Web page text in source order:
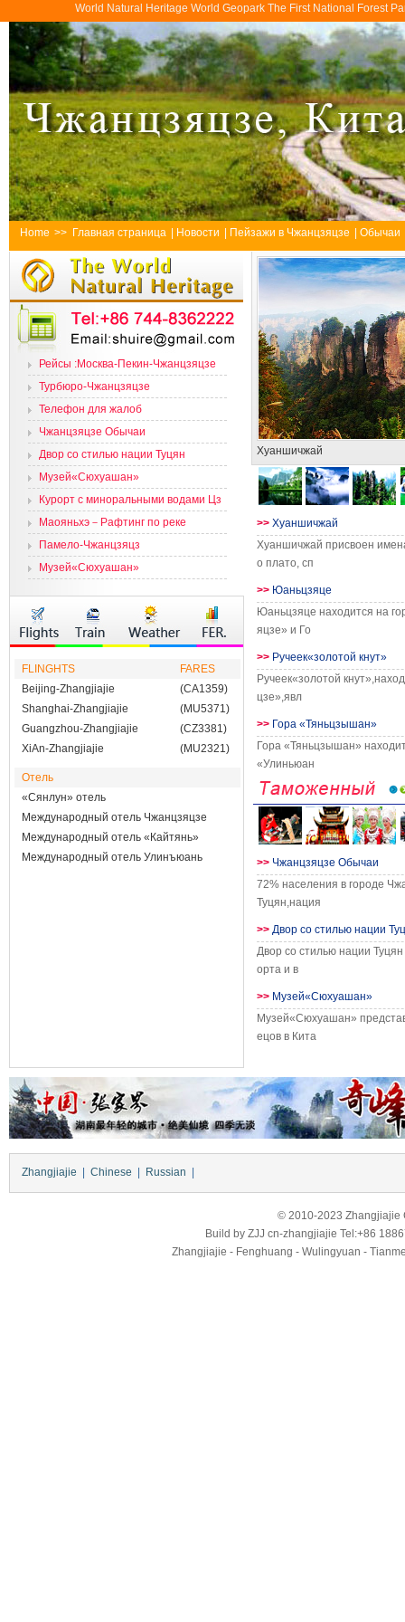
World Natural Heritage World Geopark The First National
Home >> Главная страница Новости Пейзажи в Чжанцзяцзе Обычаи
Рейсы :Москва-Пекин-Чжанцзяцзе
Турбюро-Чжанцзяцзе
Телефон для жалоб
Чжанцзяцзе Обычаи
Двор со стилью нации Туцян
Музей«Сюхуашан»
Курорт с миноральными водами Цз
яня
Маояньхэ－Рафтинг по реке
Памело-Чжанцзяцз
Музей«Сюхуашан»
FLINGHTS
FARES
Beijing-Zhangjiajie
(CA1359)
Shanghai-Zhangjiajie
(MU5371)
Guangzhou-Zhangjiajie
(CZ3381)
XiAn-Zhangjiajie
(MU2321)
Отель
«Сянлун» отель
Международный отель Чжанцзяцзе
Международный отель «Кайтянь»
Международный отель Улинъюань
Хуаншичжай
>> Хуаншичжай
Хуаншичжай присвоен
о плато, сп
>> Юаньцзяце
Юаньцзяце находится на
яцзе» и Го
>> Ручеек«золотой кнут»
Ручеек«золотой
цзе»,явл
>> Гора «Тяньцзышан»
Гора «Тяньцзышан»
«Улиньюан
>> Чжанцзяцзе Обычаи
72% населения в городе
Туцян,нация
>> Двор со стилью нации
Двор со стилью нации
орта и в
>> Музей«Сюхуашан»
Музей«Сюхуашан»
ецов в Кита
Zhangjiajie Chinese Russian
© 2010-2023 Zhangjiajie
Build by ZJJ cn-zhangjiajie Tel:+86
Zhangjiajie - Fenghuang - Wulingyuan -